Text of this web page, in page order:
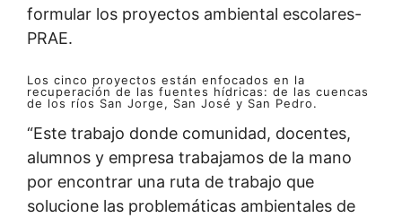
formular los proyectos ambiental escolares-
PRAE.
Los cinco proyectos están enfocados en la
recuperación de las fuentes hídricas: de las cuencas
de los ríos San Jorge, San José y San Pedro.
“Este trabajo donde comunidad, docentes,
alumnos y empresa trabajamos de la mano
por encontrar una ruta de trabajo que
solucione las problemáticas ambientales de